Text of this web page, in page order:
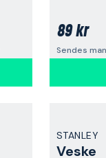
89 kr
Sendes
STANLEY
Veske